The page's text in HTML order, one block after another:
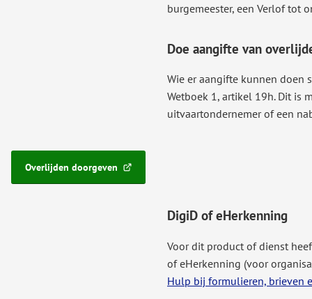
burgemeester, een Verlof tot
Doe aangifte van
Wie er aangifte kunnen doen
Wetboek 1, artikel 19h. Dit is
uitvaartondernemer of een
Overlijden doorgeven
(Verwijst
DigiD of eHerkenning
Voor dit product of dienst
of eHerkenning (voor
Hulp bij formulieren, brieven